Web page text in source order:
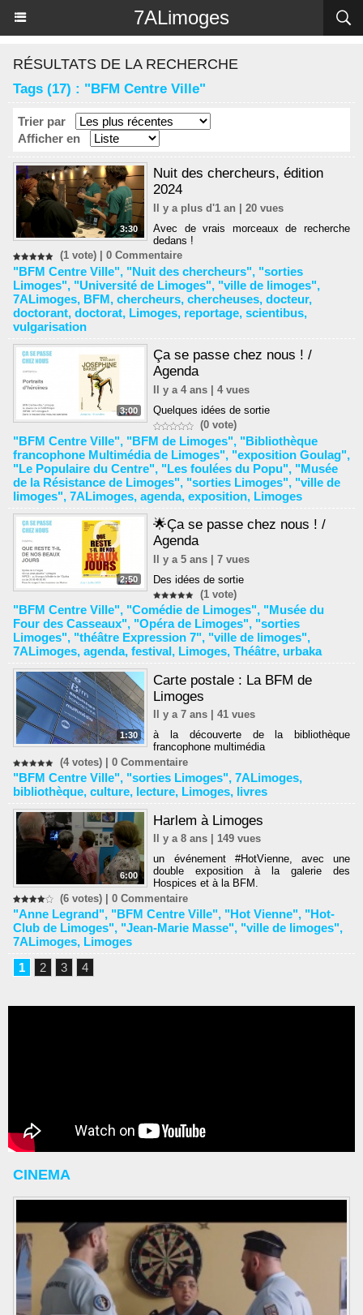
7ALimoges
RÉSULTATS DE LA RECHERCHE
Tags (17) : "BFM Centre Ville"
Trier par
Afficher en
3:30
Nuit des chercheurs, édition
2024
Il y a plus d'1 an | 20 vues
Avec de vrais morceaux de recherche
dedans !
(1 vote) | 0 Commentaire
"BFM Centre Ville", "Nuit des chercheurs", "sorties
Limoges", "Université de Limoges", "ville de limoges",
7ALimoges, BFM, chercheurs, chercheuses, docteur,
doctorant, doctorat, Limoges, reportage, scientibus,
vulgarisation
3:00
Ça se passe chez nous ! /
Agenda
Il y a 4 ans | 4 vues
Quelques idées de sortie
(0 vote)
"BFM Centre Ville", "BFM de Limoges", "Bibliothèque
francophone Multimédia de Limoges", "exposition Goulag",
"Le Populaire du Centre", "Les foulées du Popu", "Musée
de la Résistance de Limoges", "sorties Limoges", "ville de
limoges", 7ALimoges, agenda, exposition, Limoges
2:50
🌟Ça se passe chez nous ! /
Agenda
Il y a 5 ans | 7 vues
Des idées de sortie
(1 vote)
"BFM Centre Ville", "Comédie de Limoges", "Musée du
Four des Casseaux", "Opéra de Limoges", "sorties
Limoges", "théâtre Expression 7", "ville de limoges",
7ALimoges, agenda, festival, Limoges, Théâtre, urbaka
1:30
Carte postale : La BFM de
Limoges
Il y a 7 ans | 41 vues
à la découverte de la bibliothèque
francophone multimédia
(4 votes) | 0 Commentaire
"BFM Centre Ville", "sorties Limoges", 7ALimoges,
bibliothèque, culture, lecture, Limoges, livres
6:00
Harlem à Limoges
Il y a 8 ans | 149 vues
un événement #HotVienne, avec une
double exposition à la galerie des
Hospices et à la BFM.
(6 votes) | 0 Commentaire
"Anne Legrand", "BFM Centre Ville", "Hot Vienne", "Hot-
Club de Limoges", "Jean-Marie Masse", "ville de limoges",
7ALimoges, Limoges
1
2 3 4
CINEMA